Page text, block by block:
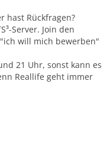
hast Rückfragen?
Server. Join den
will mich bewerben"
21 Uhr, sonst kann es
Reallife geht immer